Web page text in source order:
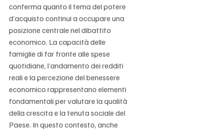
conferma quanto il tema del potere
d’acquisto continui a occupare una
posizione centrale nel dibattito
economico. La capacità delle
famiglie di far fronte alle spese
quotidiane, l’andamento dei redditi
reali e la percezione del benessere
economico rappresentano elementi
fondamentali per valutare la qualità
della crescita e la tenuta sociale del
Paese. In questo contesto, anche